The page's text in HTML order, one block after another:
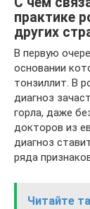
практике
других
В первую
основании
тонзиллит. В
диагноз
горла, даже
докторов из
диагноз
ряда
Читайте